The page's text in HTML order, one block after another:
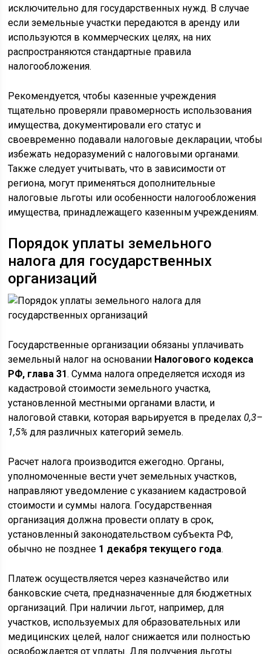
исключительно для государственных нужд. В случае
если земельные участки передаются в аренду или
используются в коммерческих целях, на них
распространяются стандартные правила
налогообложения.
Рекомендуется, чтобы казенные учреждения
тщательно проверяли правомерность использования
имущества, документировали его статус и
своевременно подавали налоговые декларации, чтобы
избежать недоразумений с налоговыми органами.
Также следует учитывать, что в зависимости от
региона, могут применяться дополнительные
налоговые льготы или особенности налогообложения
имущества, принадлежащего казенным учреждениям.
Порядок уплаты земельного
налога для государственных
организаций
Государственные организации обязаны уплачивать
земельный налог на основании Налогового кодекса
РФ, глава 31. Сумма налога определяется исходя из
кадастровой стоимости земельного участка,
установленной местными органами власти, и
налоговой ставки, которая варьируется в пределах0,3–
1,5% для различных категорий земель.
Расчет налога производится ежегодно. Органы,
уполномоченные вести учет земельных участков,
направляют уведомление с указанием кадастровой
стоимости и суммы налога. Государственная
организация должна провести оплату в срок,
установленный законодательством субъекта РФ,
обычно не позднее 1 декабря текущего года.
Платеж осуществляется через казначейство или
банковские счета, предназначенные для бюджетных
организаций. При наличии льгот, например, для
участков, используемых для образовательных или
медицинских целей, налог снижается или полностью
освобождается от уплаты. Для получения льготы